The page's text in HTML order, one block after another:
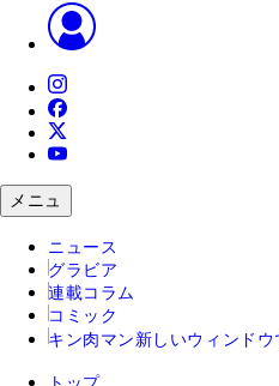
メニュ
ニュース
グラビア
連載コラム
コミック
キン肉マン 新しいウィンドウ